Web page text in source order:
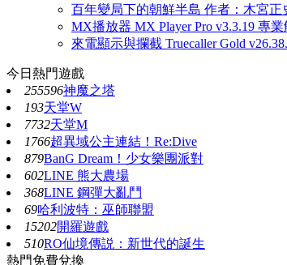
百年變局下的朝鮮半島 作者：木宮正
MX播放器 MX Player Pro v3.3.19 專業
來電顯示與攔截 Truecaller Gold
今日熱門遊戲
255596神魔之塔
193天堂W
7732天堂M
1766超異域公主連結！Re:Dive
879BanG Dream！少女樂團派對
602LINE 熊大農場
368LINE 鋼彈大亂鬥
69哈利波特：巫師聯盟
15202開羅遊戲
510RO仙境傳説：新世代的誕生
熱門免費兌換